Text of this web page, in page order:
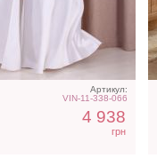
Артикул:
VIN-11-338-066
4 938
грн
длинное
платье с рукавами
фонариками